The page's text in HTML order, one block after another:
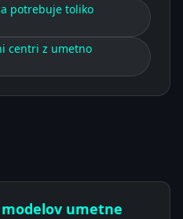
potrebuje toliko
centri z umetno
umetne